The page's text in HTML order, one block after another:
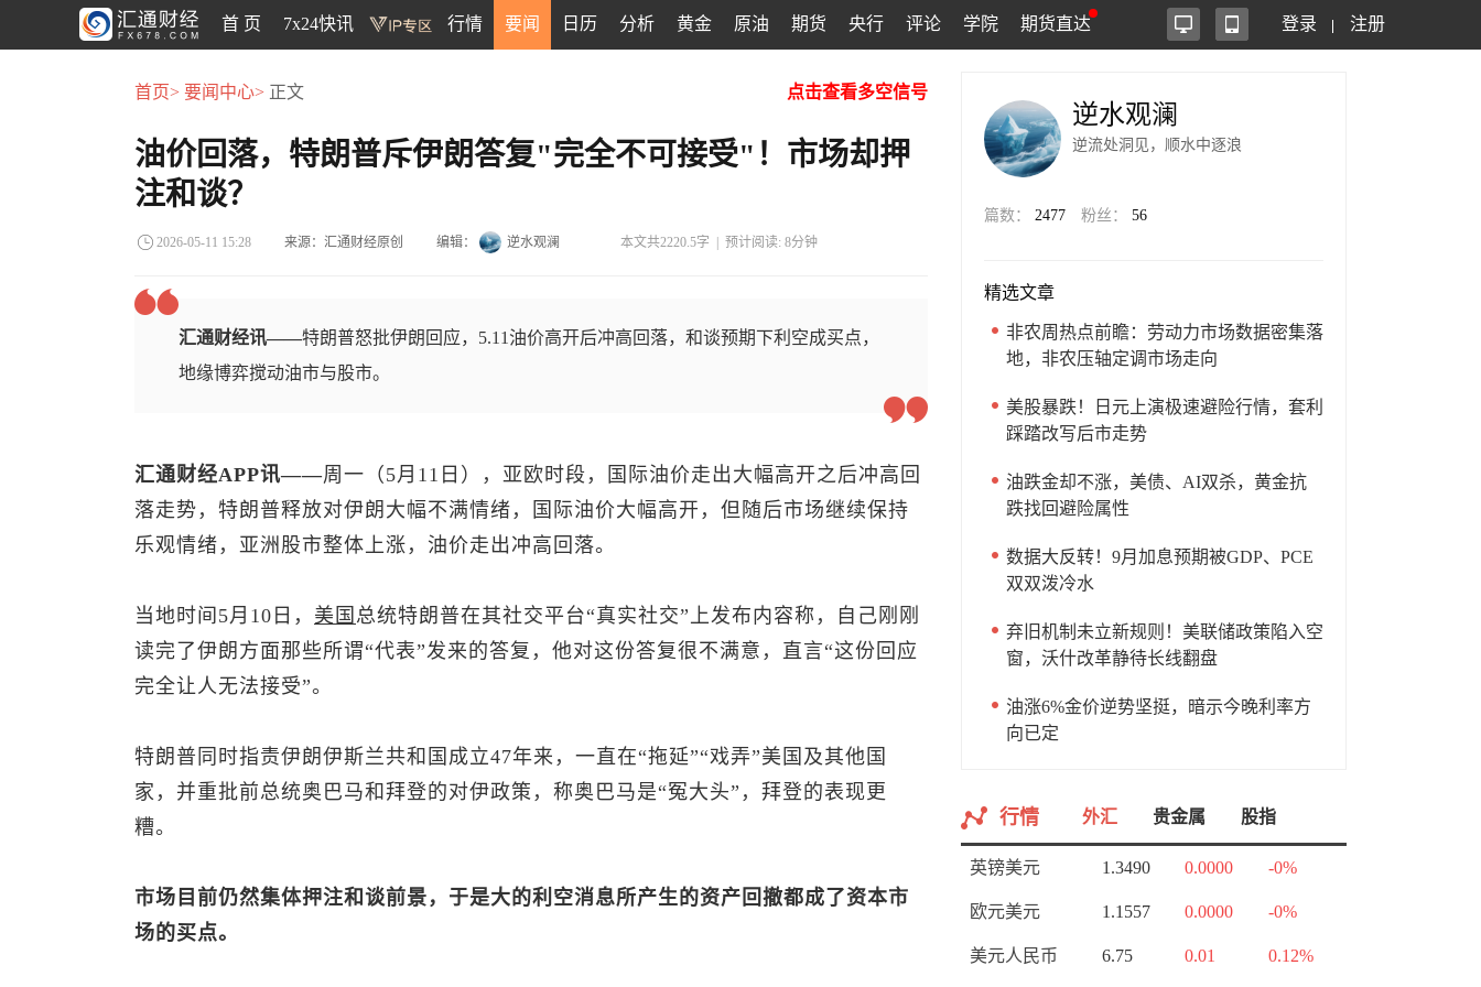
首 页 7x24快讯 行情 要闻 日历 分析 黄金 原油 期货 央行 评论 学院 期货直达 登录 注册
首页> 要闻中心> 正文 点击查看多空信号
油价回落，特朗普斥伊朗答复"完全不可接受"！市场却押
注和谈？
2026-05-11 15:28 来源：汇通财经原创 编辑： 逆水观澜 本文共2220.5字 |预计阅读: 8分钟
汇通财经讯——特朗普怒批伊朗回应，5.11油价高开后冲高回落，和谈预期下利空成买点，
地缘博弈搅动油市与股市。
汇通财经APP讯——周一（5月11日），亚欧时段，国际油价走出大幅高开之后冲高回
落走势，特朗普释放对伊朗大幅不满情绪，国际油价大幅高开，但随后市场继续保持
乐观情绪，亚洲股市整体上涨，油价走出冲高回落。
当地时间5月10日， 美国 总统特朗普在其社交平台“真实社交”上发布内容称，自己刚刚
读完了伊朗方面那些所谓“代表”发来的答复，他对这份答复很不满意，直言“这份回应
完全让人无法接受”。
特朗普同时指责伊朗伊斯兰共和国成立47年来，一直在“拖延”“戏弄”美国及其他国
家，并重批前总统奥巴马和拜登的对伊政策，称奥巴马是“冤大头”，拜登的表现更
糟。
市场目前仍然集体押注和谈前景，于是大的利空消息所产生的资产回撤都成了资本市
场的买点。
逆水观澜
逆流处洞见，顺水中逐浪
篇数： 2477 粉丝： 56
精选文章
非农周热点前瞻：劳动力市场数据密集落
地，非农压轴定调市场走向
美股暴跌！日元上演极速避险行情，套利
踩踏改写后市走势
油跌金却不涨，美债、AI双杀，黄金抗
跌找回避险属性
数据大反转！9月加息预期被GDP、PCE
双双泼冷水
弃旧机制未立新规则！美联储政策陷入空
窗，沃什改革静待长线翻盘
油涨6%金价逆势坚挺，暗示今晚利率方
向已定
行情 外汇 贵金属 股指
英镑美元 1.3490 0.0000 -0%
欧元美元 1.1557 0.0000 -0%
美元人民币 6.75 0.01 0.12%